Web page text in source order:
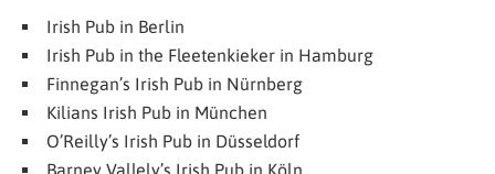
Irish Pub in Berlin
Irish Pub in the Fleetenkieker in Hamburg
Finnegan’s Irish Pub in Nürnberg
Kilians Irish Pub in München
O’Reilly’s Irish Pub in Düsseldorf
Barney Vallely’s Irish Pub in Köln